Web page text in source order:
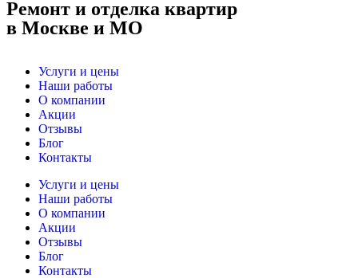
Ремонт и отделка квартир
в Москве и МО
Услуги и цены
Наши работы
О компании
Акции
Отзывы
Блог
Контакты
Услуги и цены
Наши работы
О компании
Акции
Отзывы
Блог
Контакты